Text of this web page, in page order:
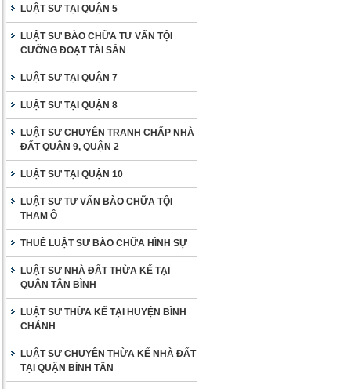
LUẬT SƯ TẠI QUẬN 5
LUẬT SƯ BÀO CHỮA TƯ VẤN TỘI
CƯỠNG ĐOẠT TÀI SẢN
LUẬT SƯ TẠI QUẬN 7
LUẬT SƯ TẠI QUẬN 8
LUẬT SƯ CHUYÊN TRANH CHẤP NHÀ
ĐẤT QUẬN 9, QUẬN 2
LUẬT SƯ TẠI QUẬN 10
LUẬT SƯ TƯ VẤN BÀO CHỮA TỘI
THAM Ô
THUÊ LUẬT SƯ BÀO CHỮA HÌNH SỰ
LUẬT SƯ NHÀ ĐẤT THỪA KẾ TẠI
QUẬN TÂN BÌNH
LUẬT SƯ THỪA KẾ TẠI HUYỆN BÌNH
CHÁNH
LUẬT SƯ CHUYÊN THỪA KẾ NHÀ ĐẤT
TẠI QUẬN BÌNH TÂN